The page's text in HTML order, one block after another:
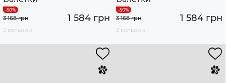
1 584 грн
3 168 грн
2 кольори
1 584 грн
3 168 грн
2 кольори